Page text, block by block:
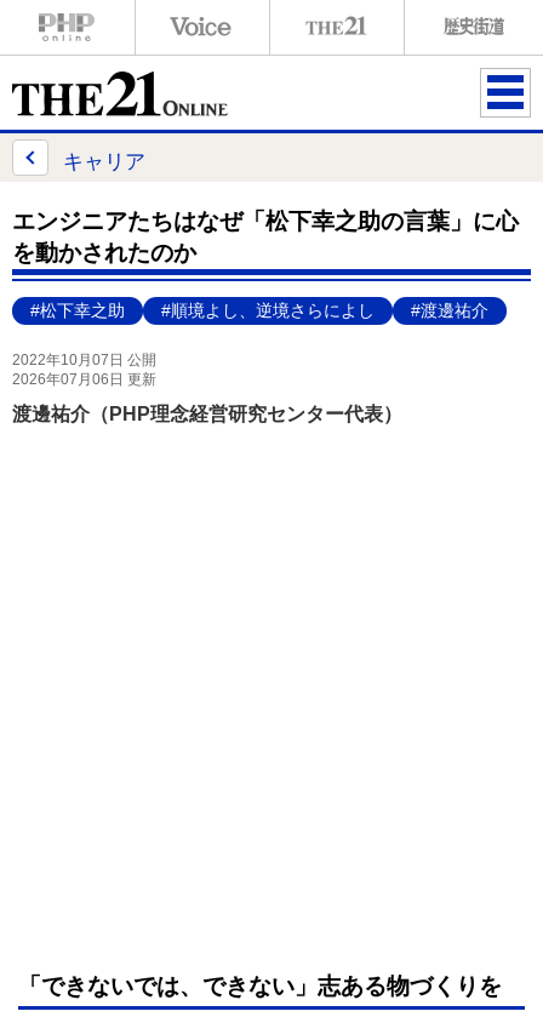
ME
キャリア
エンジニアたちはなぜ「松下幸之助の言葉」に心
を動かされたのか
#松下幸之助 #順境よし、逆境さらによし #渡邊祐介
2022年10月07日 公開
2026年07月06日 更新
渡邊祐介（PHP理念経営研究センター代表）
「できないでは、できない」志ある物づくりを